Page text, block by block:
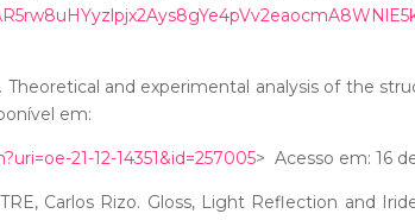
Theoretical and experimental analysis of the
em:
21-12-14351&id=257005> Acesso em: 16
Carlos Rizo. Gloss, Light Reflection and